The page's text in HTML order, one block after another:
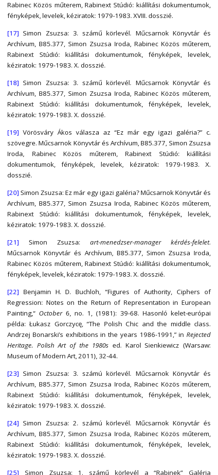
Rabinec Közös műterem, Rabinext Stúdió: kiállítási dokumentumok,
fényképek, levelek, kéziratok: 1979-1983. XVIII. dosszié.
[17] Simon Zsuzsa: 3. számű körlevél. Műcsarnok Könyvtár és
Archívum, B85.377, Simon Zsuzsa Iroda, Rabinec Közös műterem,
Rabinext Stúdió: kiállítási dokumentumok, fényképek, levelek,
kéziratok: 1979-1983. X. dosszié.
[18] Simon Zsuzsa: 3. számű körlevél. Műcsarnok Könyvtár és
Archívum, B85.377, Simon Zsuzsa Iroda, Rabinec Közös műterem,
Rabinext Stúdió: kiállítási dokumentumok, fényképek, levelek,
kéziratok: 1979-1983. X. dosszié.
[19] Vörösváry Ákos válasza az “Ez már egy igazi galéria?” c.
szövegre. Műcsarnok Könyvtár és Archívum, B85.377, Simon Zsuzsa
Iroda, Rabinec Közös műterem, Rabinext Stúdió: kiállítási
dokumentumok, fényképek, levelek, kéziratok: 1979-1983. X.
dosszié.
[20] Simon Zsuzsa: Ez már egy igazi galéria? Műcsarnok Könyvtár és
Archívum, B85.377, Simon Zsuzsa Iroda, Rabinec Közös műterem,
Rabinext Stúdió: kiállítási dokumentumok, fényképek, levelek,
kéziratok: 1979-1983. X. dosszié.
[21] Simon Zsuzsa: art-menedzser-manager kérdés-felelet.
Műcsarnok Könyvtár és Archívum, B85.377, Simon Zsuzsa Iroda,
Rabinec Közös műterem, Rabinext Stúdió: kiállítási dokumentumok,
fényképek, levelek, kéziratok: 1979-1983. X. dosszié.
[22] Benjamin H. D. Buchloh, “Figures of Authority, Ciphers of
Regression: Notes on the Return of Representation in European
Painting,“ October 6, no. 1, (1981): 39-68. Hasonló kelet-európai
példa: Łukasz Gorczycę, “The Polish Chic and the middle class.
Andrzej Bonarski’s exhibitions in the years 1986-1991,” in Rejected
Heritage. Polish Art of the 1980s ed. Karol Sienkiewicz (Warsaw:
Museum of Modern Art, 2011), 32-44.
[23] Simon Zsuzsa: 3. számú körlevél. Műcsarnok Könyvtár és
Archívum, B85.377, Simon Zsuzsa Iroda, Rabinec Közös műterem,
Rabinext Stúdió: kiállítási dokumentumok, fényképek, levelek,
kéziratok: 1979-1983. X. dosszié.
[24] Simon Zsuzsa: 2. számú körlevél. Műcsarnok Könyvtár és
Archívum, B85.377, Simon Zsuzsa Iroda, Rabinec Közös műterem,
Rabinext Stúdió: kiállítási dokumentumok, fényképek, levelek,
kéziratok: 1979-1983. X. dosszié.
[25] Simon Zsuzsa: 1. számű körlevél a “Rabinek” Galéria